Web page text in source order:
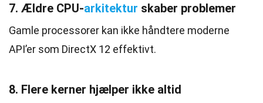
7. Ældre CPU-arkitektur skaber problemer
Gamle processorer kan ikke håndtere moderne
API’er som DirectX 12 effektivt.
8. Flere kerner hjælper ikke altid